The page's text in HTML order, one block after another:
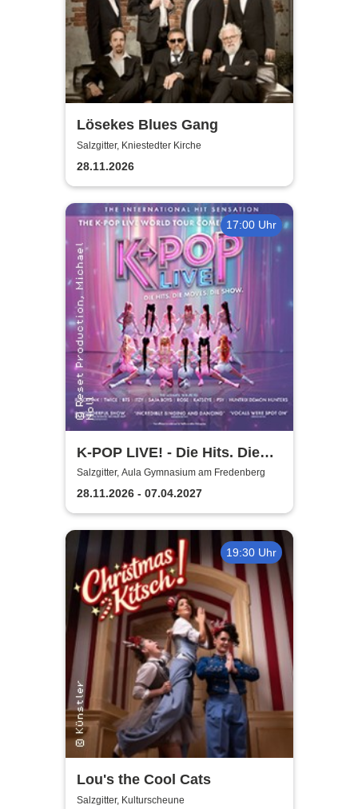
Lösekes Blues Gang
Salzgitter, Kniestedter Kirche
28.11.2026
17:00 Uhr
K-POP LIVE! - Die Hits. Die
Moves. Die Show.
Salzgitter, Aula Gymnasium am Fredenberg
28.11.2026 - 07.04.2027
19:30 Uhr
Lou's the Cool Cats
Salzgitter, Kulturscheune